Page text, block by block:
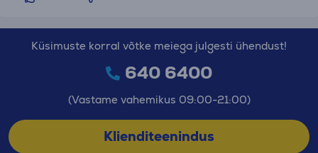
Küsimuste korral võtke meiega julgesti ühendust!
640 6400
(Vastame vahemikus 09:00-21:00)
Klienditeenindus